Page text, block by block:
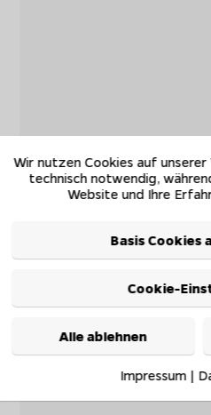
Wir nutzen Cookies auf unserer
technisch notwendig,
Website und Ihre
Basis Cookies
Cookie-
Alle ablehnen
Impressum|